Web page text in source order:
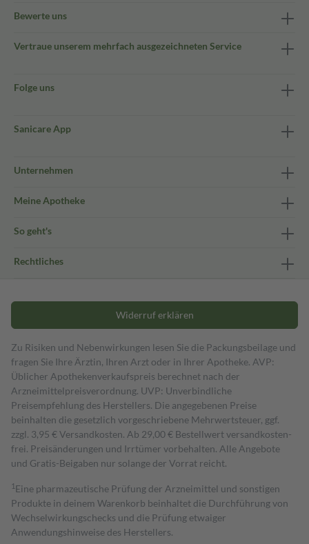
Bewerte uns
Vertraue unserem mehrfach ausgezeichneten Service
Folge uns
Sanicare App
Unternehmen
Meine Apotheke
So geht's
Rechtliches
Widerruf erklären
Zu Risiken und Nebenwirkungen lesen Sie die Packungsbeilage und
fragen Sie Ihre Ärztin, Ihren Arzt oder in Ihrer Apotheke. AVP:
Üblicher Apothekenverkaufspreis berechnet nach der
Arzneimittelpreisverordnung. UVP: Unverbindliche
Preisempfehlung des Herstellers. Die angegebenen Preise
beinhalten die gesetzlich vorgeschriebene Mehrwertsteuer, ggf.
zzgl. 3,95 € Versandkosten. Ab 29,00 € Bestell­wert versand­kosten­
frei. Preisänderungen und Irrtümer vorbehalten. Alle Angebote
und Gratis-Beigaben nur solange der Vorrat reicht.
1 Eine pharmazeutische Prüfung der Arzneimittel und sonstigen
Produkte in deinem Warenkorb beinhaltet die Durchführung von
Wechselwirkungschecks und die Prüfung etwaiger
Anwendungshinweise des Herstellers.